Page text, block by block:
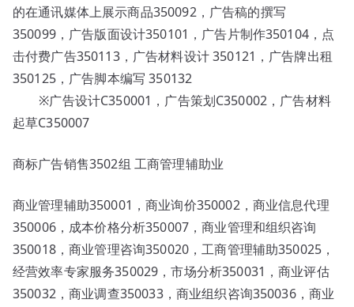
的在通讯媒体上展示商品350092，广告稿的撰写
350099，广告版面设计350101，广告片制作350104，点
击付费广告350113，广告材料设计 350121，广告牌出租
350125，广告脚本编写 350132
※广告设计C350001，广告策划C350002，广告材料
起草C350007
商标广告销售3502组 工商管理辅助业
商业管理辅助350001，商业询价350002，商业信息代理
350006，成本价格分析350007，商业管理和组织咨询
350018，商业管理咨询350020，工商管理辅助350025，
经营效率专家服务350029，市场分析350031，商业评估
350032，商业调查350033，商业组织咨询350036，商业